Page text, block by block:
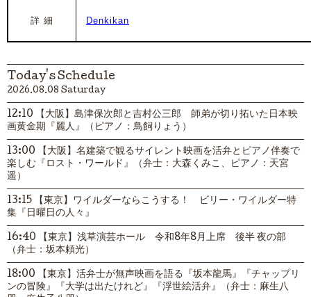
詳 細 Denkikan
Today's Schedule
2026.08.08 Saturday
12:10 【大阪】島津保次郎と吉村公三郎 師弟が切り拓いた日本映
画黄金期『麗人』（ピアノ：鳥飼りょう）
13:00 【大阪】名建築で観るサイレント映画を活弁とピアノ伴奏で
楽しむ『ロスト・ワールド』（弁士：大森くみこ、ピアノ：天宮
遥）
13:15 【東京】ワイルダーならこうする！ ビリー・ワイルダー特
集『日曜日の人々』
16:40 【東京】浅草演芸ホール 令和8年8月上席 後半 夜の部
（弁士：坂本頼光）
18:00 【東京】活弁士が無声映画を語る『坂本龍馬』『チャップリ
ンの冒険』『大学は出たけれど』『浮世絵活弁』（弁士：麻生八